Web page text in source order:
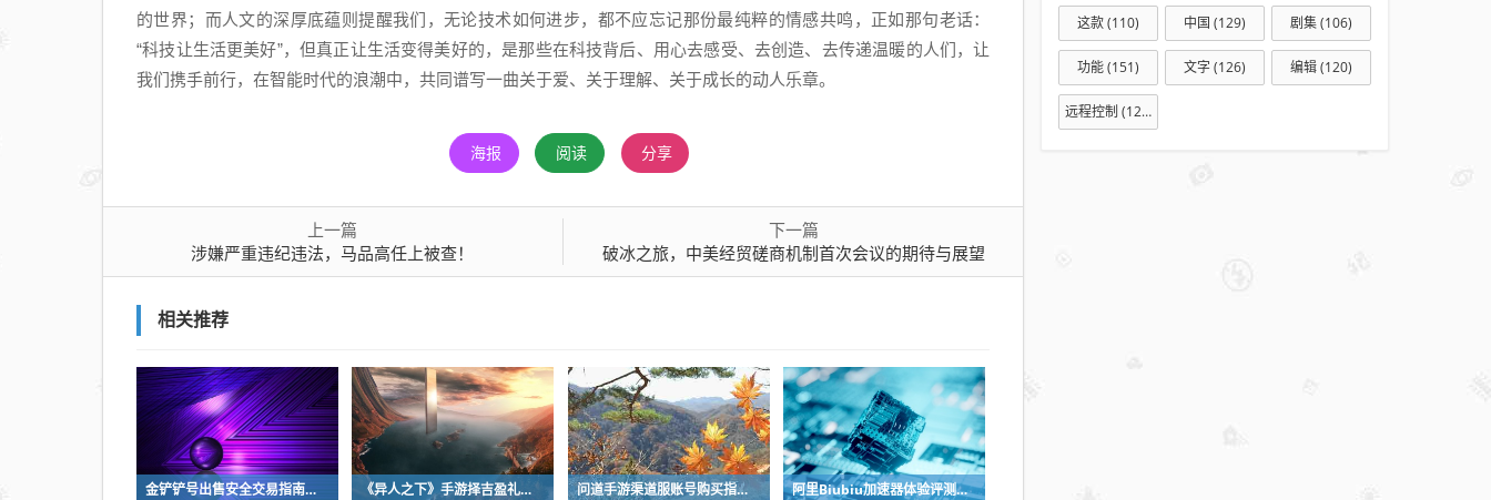
的世界；而人文的深厚底蕴则提醒我们，无论技术如何进步，都不应忘记那份最纯粹的情感共鸣，正如那句老话：
“科技让生活更美好”，但真正让生活变得美好的，是那些在科技背后、用心去感受、去创造、去传递温暖的人们，让
我们携手前行，在智能时代的浪潮中，共同谱写一曲关于爱、关于理解、关于成长的动人乐章。
海报 阅读 分享
上一篇
涉嫌严重违纪违法，马品高任上被查！
下一篇
破冰之旅，中美经贸磋商机制首次会议的期待与展望
相关推荐
金铲铲号出售安全交易指南及靠谱平台推荐 《异人之下》手游择吉盈礼皮肤获取方法全攻略 问道手游渠道服账号购买指南：安全可靠的买号平台推荐 阿里Biubiu加速器体验评测及2026热门游戏加速器推荐
这款(110) 中国 (129) 剧集(106)
功能(151) 文字(126) 编辑(120)
远程控制 (127)